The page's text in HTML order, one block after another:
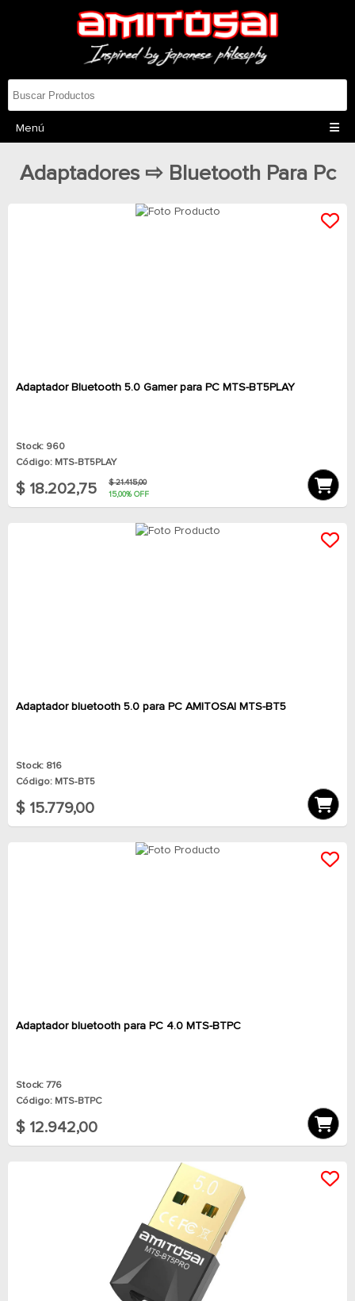
Menú
Adaptadores ⇨ Bluetooth Para Pc
Adaptador Bluetooth 5.0 Gamer para PC MTS-BT5PLAY
Stock: 960
Código: MTS-BT5PLAY
$ 18.202,75
$ 21.415,00
15,00% OFF
Adaptador bluetooth 5.0 para PC AMITOSAI MTS-BT5
Stock: 816
Código: MTS-BT5
$ 15.779,00
Adaptador bluetooth para PC 4.0 MTS-BTPC
Stock: 776
Código: MTS-BTPC
$ 12.942,00